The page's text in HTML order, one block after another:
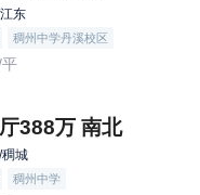
东
稠州中学丹溪校区
388万 南北
城
稠州中学